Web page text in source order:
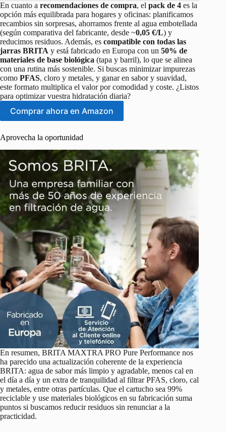
En cuanto a recomendaciones de compra, el pack de 4 es la
opción más equilibrada para hogares y oficinas: planificamos
recambios sin sorpresas, ahorramos frente al agua embotellada
(según comparativa del fabricante, desde ~0,05 €/L) y
reducimos residuos. Además, es compatible con todas las
jarras BRITA y está fabricado en Europa con un 50% de
materiales de base biológica (tapa y barril), lo que se alinea
con una rutina más sostenible. Si buscas minimizar impurezas
como PFAS, cloro y metales, y ganar en sabor y suavidad,
este formato multiplica el valor por comodidad y coste. ¿Listos
para optimizar vuestra hidratación diaria?
Comprar ahora en Amazon
Aprovecha la oportunidad
En resumen, BRITA MAXTRA PRO Pure Performance nos
ha parecido una actualización coherente de la experiencia
BRITA: agua de sabor más limpio y agradable, menos cal en
el día a día y un extra de tranquilidad al filtrar PFAS, cloro, cal
y metales, entre otras partículas. Que el cartucho sea 99%
reciclable y use materiales biológicos en su fabricación suma
puntos si buscamos reducir residuos sin renunciar a la
practicidad.